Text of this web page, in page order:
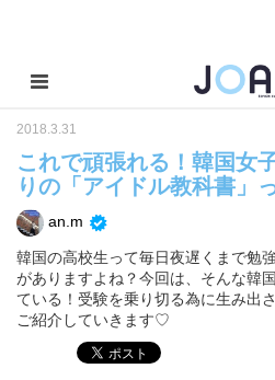
2018.3.31
これで頑張れる！韓国女
りの「アイドル教科書」
an.m
韓国の高校生って毎日夜遅くまで勉
がありますよね？今回は、そんな韓
ている！受験を乗り切る為に生み出
ご紹介していきます♡